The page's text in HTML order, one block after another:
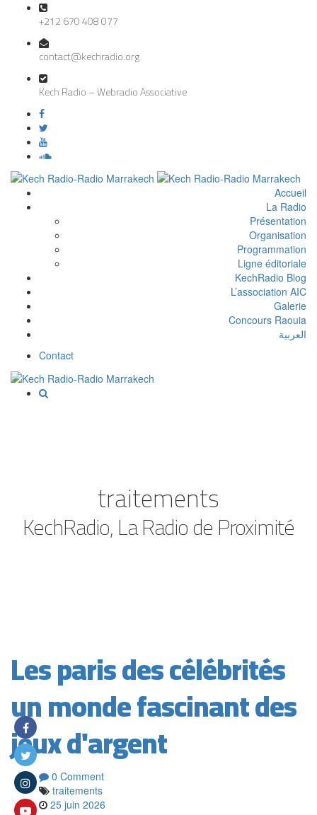
+212 670 408 077
contact@kechradio.org
Kech Radio – Webradio Associative
Accueil
La Radio
Présentation
Organisation
Programmation
Ligne éditoriale
KechRadio Blog
L’association AIC
Galerie
Concours Raouia
العربية
Contact
traitements
KechRadio, La Radio de Proximité
Les paris des célébrités
un monde fascinant des
jeux d'argent
0 Comment
traitements
25 juin 2026